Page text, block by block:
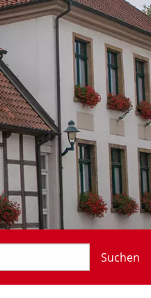
Suchen